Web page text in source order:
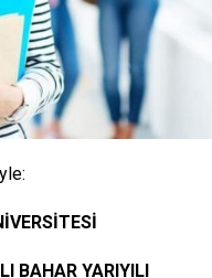
başvuruda bulunan
okuduğu bütün
notları gösteren
ya da Islak İmzalı)
ve ÖSYS Sonuç
BAHAR YARIYILI